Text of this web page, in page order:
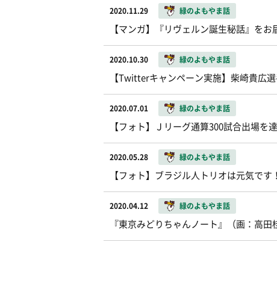
2020.11.29 緑のよもやま話
【マンガ】『リヴェルン誕生秘話』をお
2020.10.30 緑のよもやま話
【Twitterキャンペーン実施】柴崎貴広
2020.07.01 緑のよもやま話
【フォト】Ｊリーグ通算300試合出場を
2020.05.28 緑のよもやま話
【フォト】ブラジル人トリオは元気です！
2020.04.12 緑のよもやま話
『東京みどりちゃんノート』（画：高